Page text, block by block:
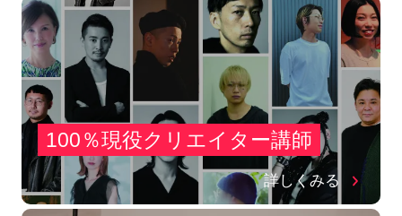
100％現役クリエイター講師
詳しくみる